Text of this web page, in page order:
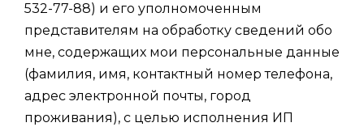
532-77-88) и его уполномоченным
представителям на обработку сведений обо
мне, содержащих мои персональные данные
(фамилия, имя, контактный номер телефона,
адрес электронной почты, город
проживания), с целью исполнения ИП